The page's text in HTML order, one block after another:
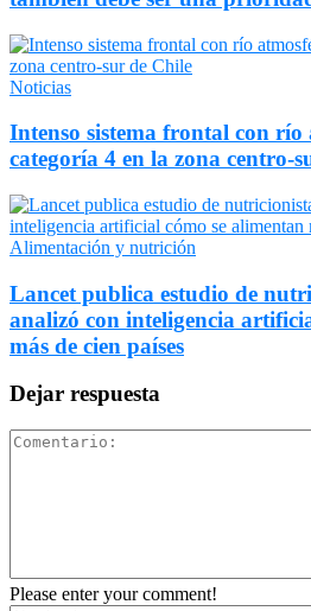
Noticias
Intenso sistema frontal con río
categoría 4 en la zona centro-
Alimentación y nutrición
Lancet publica estudio de
analizó con inteligencia
más de cien países
Dejar respuesta
Please enter your comment!